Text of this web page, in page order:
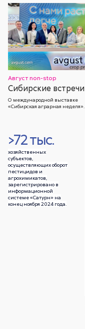
Август non-stop
Сибирские встречи
О международной выставке
«Сибирская аграрная неделя».
>72 тыс.
хозяйственных
субъектов,
осуществляющих оборот
пестицидов и
агрохимикатов,
зарегистрировано в
информационной
системе «Сатурн» на
конец ноября 2024 года.